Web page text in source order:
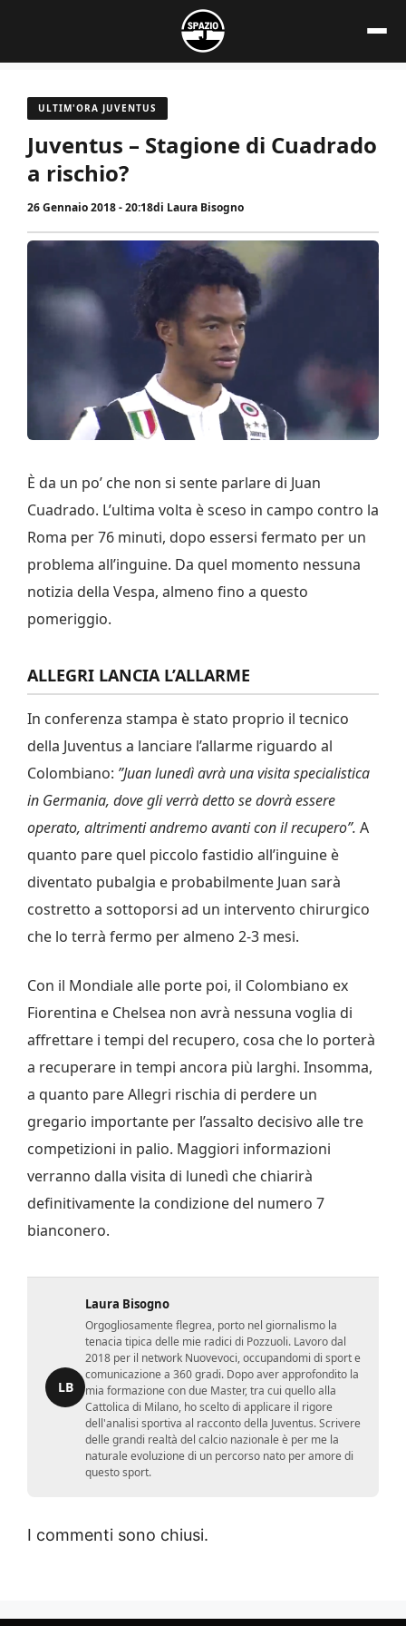
contenuto
ULTIM'ORA JUVENTUS
Juventus – Stagione di Cuadrado
a rischio?
26 Gennaio 2018 - 20:18di Laura Bisogno
È da un po’ che non si sente parlare di Juan
Cuadrado. L’ultima volta è sceso in campo contro la
Roma per 76 minuti, dopo essersi fermato per un
problema all’inguine. Da quel momento nessuna
notizia della Vespa, almeno fino a questo
pomeriggio.
ALLEGRI LANCIA L’ALLARME
In conferenza stampa è stato proprio il tecnico
della Juventus a lanciare l’allarme riguardo al
Colombiano: ”Juan lunedì avrà una visita specialistica
in Germania, dove gli verrà detto se dovrà essere
operato, altrimenti andremo avanti con il recupero”. A
quanto pare quel piccolo fastidio all’inguine è
diventato pubalgia e probabilmente Juan sarà
costretto a sottoporsi ad un intervento chirurgico
che lo terrà fermo per almeno 2-3 mesi.
Con il Mondiale alle porte poi, il Colombiano ex
Fiorentina e Chelsea non avrà nessuna voglia di
affrettare i tempi del recupero, cosa che lo porterà
a recuperare in tempi ancora più larghi. Insomma,
a quanto pare Allegri rischia di perdere un
gregario importante per l’assalto decisivo alle tre
competizioni in palio. Maggiori informazioni
verranno dalla visita di lunedì che chiarirà
definitivamente la condizione del numero 7
bianconero.
LB
Laura Bisogno
Orgogliosamente flegrea, porto nel giornalismo la
tenacia tipica delle mie radici di Pozzuoli. Lavoro dal
2018 per il network Nuovevoci, occupandomi di sport e
comunicazione a 360 gradi. Dopo aver approfondito la
mia formazione con due Master, tra cui quello alla
Cattolica di Milano, ho scelto di applicare il rigore
dell'analisi sportiva al racconto della Juventus. Scrivere
delle grandi realtà del calcio nazionale è per me la
naturale evoluzione di un percorso nato per amore di
questo sport.
I commenti sono chiusi.